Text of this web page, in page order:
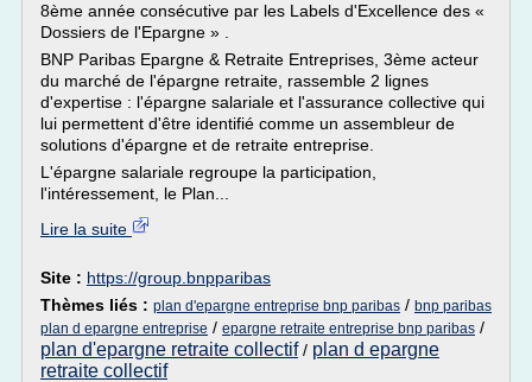
8ème année consécutive par les Labels d'Excellence des «
Dossiers de l'Epargne » .
BNP Paribas Epargne & Retraite Entreprises, 3ème acteur
du marché de l'épargne retraite, rassemble 2 lignes
d'expertise : l'épargne salariale et l'assurance collective qui
lui permettent d'être identifié comme un assembleur de
solutions d'épargne et de retraite entreprise.
L'épargne salariale regroupe la participation,
l'intéressement, le Plan...
Lire la suite
Site : https://group.bnpparibas
Thèmes liés : plan d'epargne entreprise bnp paribas / bnp paribas
plan d epargne entreprise / epargne retraite entreprise bnp paribas /
plan d'epargne retraite collectif/ plan d epargne
retraite collectif